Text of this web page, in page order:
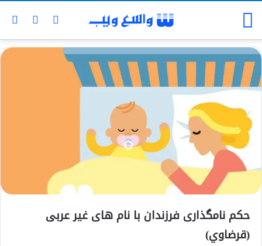
حکم نامگذاری فرزندان با نام های غیر عربی
(قرضاوي)